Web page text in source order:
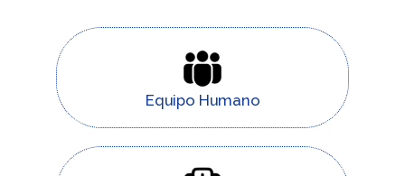
Equipo Humano